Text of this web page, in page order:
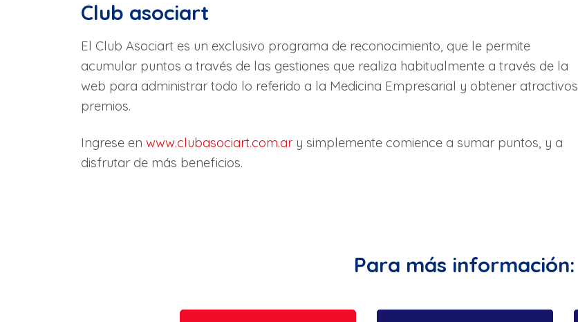
Club asociart
El Club Asociart es un exclusivo programa de reconocimiento, que le permite
acumular puntos a través de las gestiones que realiza habitualmente a través de la
web para administrar todo lo referido a la Medicina Empresarial y obtener atractivos
premios.
Ingrese en www.clubasociart.com.ary simplemente comience a sumar puntos, y a
disfrutar de más beneficios.
Para más información: